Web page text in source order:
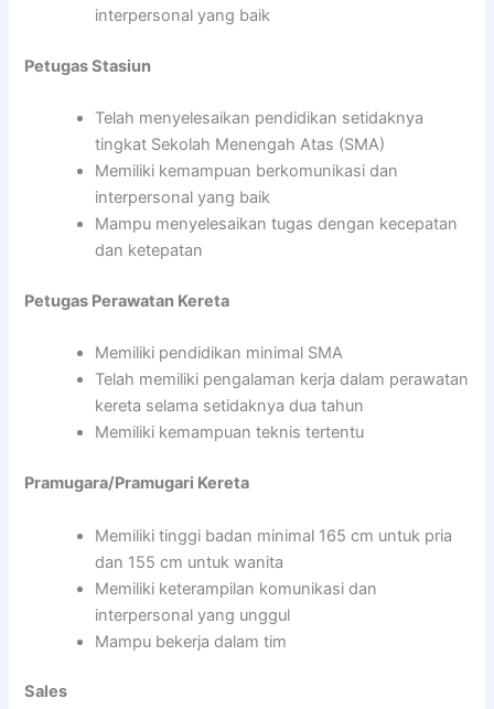
interpersonal yang baik
Petugas Stasiun
Telah menyelesaikan pendidikan setidaknya
tingkat Sekolah Menengah Atas (SMA)
Memiliki kemampuan berkomunikasi dan
interpersonal yang baik
Mampu menyelesaikan tugas dengan kecepatan
dan ketepatan
Petugas Perawatan Kereta
Memiliki pendidikan minimal SMA
Telah memiliki pengalaman kerja dalam perawatan
kereta selama setidaknya dua tahun
Memiliki kemampuan teknis tertentu
Pramugara/Pramugari Kereta
Memiliki tinggi badan minimal 165 cm untuk pria
dan 155 cm untuk wanita
Memiliki keterampilan komunikasi dan
interpersonal yang unggul
Mampu bekerja dalam tim
Sales